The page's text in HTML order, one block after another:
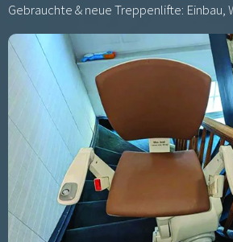
Gebrauchte & neue Treppenlifte: Einbau,